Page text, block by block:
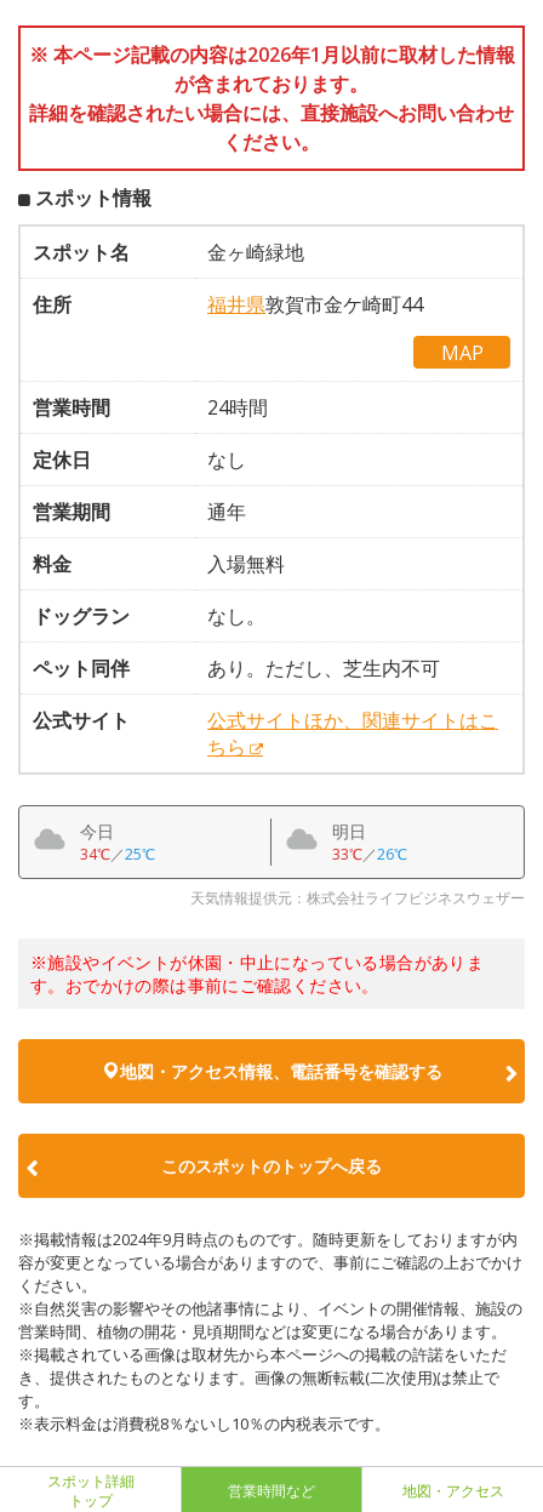
※ 本ページ記載の内容は2026年1月以前に取材した情報
が含まれております。
詳細を確認されたい場合には、直接施設へお問い合わせ
ください。
スポット情報
スポット名
金ヶ崎緑地
住所
福井県敦賀市金ケ崎町44
MAP
営業時間
24時間
定休日
なし
営業期間
通年
料金
入場無料
ドッグラン
なし。
ペット同伴
あり。ただし、芝生内不可
公式サイト
公式サイトほか、関連サイトはこ
ちら
今日
34℃／25℃
明日
33℃／26℃
天気情報提供元：株式会社ライフビジネスウェザー
※施設やイベントが休園・中止になっている場合がありま
す。おでかけの際は事前にご確認ください。
地図・アクセス情報、電話番号を確認する
このスポットのトップへ戻る
※掲載情報は2024年9月時点のものです。随時更新をしておりますが内
容が変更となっている場合がありますので、事前にご確認の上おでかけ
ください。
※自然災害の影響やその他諸事情により、イベントの開催情報、施設の
営業時間、植物の開花・見頃期間などは変更になる場合があります。
※掲載されている画像は取材先から本ページへの掲載の許諾をいただ
き、提供されたものとなります。画像の無断転載(二次使用)は禁止で
す。
※表示料金は消費税8％ないし10％の内税表示です。
スポット詳細
トップ
営業時間など 地図・アクセス